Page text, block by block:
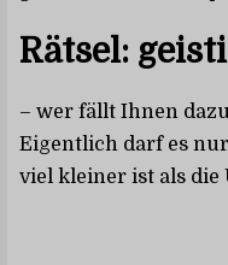
Rätsel:
– wer fällt Ihnen
Eigentlich darf es
viel kleiner ist als die